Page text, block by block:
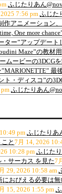
ふじたりあん
7:56 pmふじた
作アニメーション
One more
ター”アップデート
Maze”の教材
ムービーの3DCG
最
ト・ディスコ”の
ふじたりあん
pmふじたりあ
と 7月 14, 2026
10:28 pm ふじた
サーカス を見た7
29, 2026 10:58 am
におびえる必要は無
15, 2026 1:55 pm